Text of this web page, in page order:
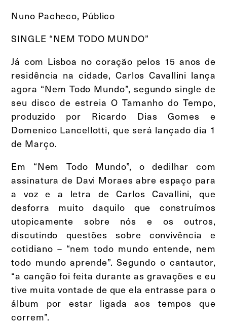
Nuno Pacheco, Público
SINGLE “NEM TODO MUNDO”
Já com Lisboa no coração pelos 15 anos de
residência na cidade, Carlos Cavallini lança
agora “Nem Todo Mundo”, segundo single de
seu disco de estreia O Tamanho do Tempo,
produzido por Ricardo Dias Gomes e
Domenico Lancellotti, que será lançado dia 1
de Março.
Em “Nem Todo Mundo”, o dedilhar com
assinatura de Davi Moraes abre espaço para
a voz e a letra de Carlos Cavallini, que
desforra muito daquilo que construímos
utopicamente sobre nós e os outros,
discutindo questões sobre convivência e
cotidiano – “nem todo mundo entende, nem
todo mundo aprende”. Segundo o cantautor,
“a canção foi feita durante as gravações e eu
tive muita vontade de que ela entrasse para o
álbum por estar ligada aos tempos que
correm”.